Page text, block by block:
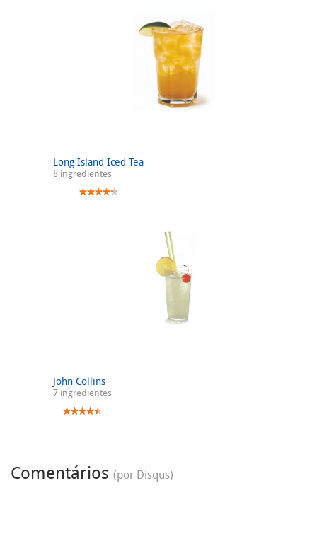
Long Island Iced Tea
8 ingredientes
John Collins
7 ingredientes
Comentários (por Disqus)